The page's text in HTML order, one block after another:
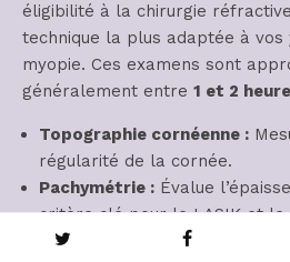
éligibilité à la chirurgie
technique la plus adaptée à vos
myopie. Ces examens sont
généralement entre 1 et 2
Topographie cornéenne :
régularité de la cornée.
Pachymétrie : Évalue
critère clé pour le LASIK et le
Examen du fond d’œil :